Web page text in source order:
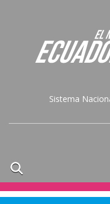
Sistema